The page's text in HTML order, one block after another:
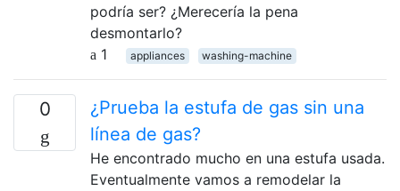
podría ser? ¿Merecería la pena
desmontarlo?
1
appliances washing-machine
0
¿Prueba la estufa de gas sin una
línea de gas?
He encontrado mucho en una estufa usada.
Eventualmente vamos a remodelar la